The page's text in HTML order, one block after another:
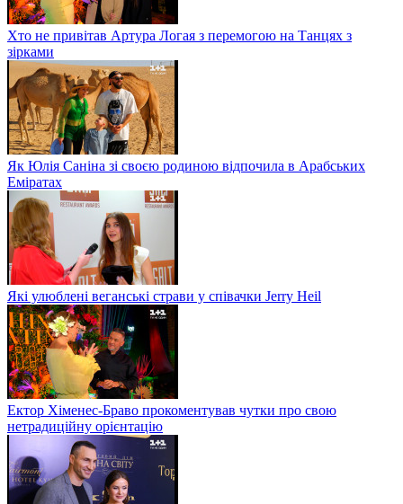
Хто не привітав Артура Логая з перемогою на Танцях з
зірками
Як Юлія Саніна зі своєю родиною відпочила в Арабських
Еміратах
Які улюблені веганські страви у співачки Jerry Heil
Ектор Хіменес-Браво прокоментував чутки про свою
нетрадиційну орієнтацію